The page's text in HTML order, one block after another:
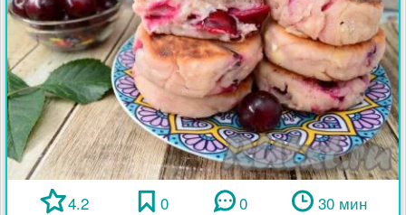
4.2 0 0 30 мин